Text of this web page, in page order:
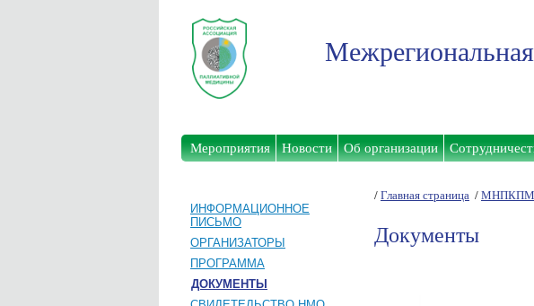
Мероприятия Новости Об организации
ИНФОРМАЦИОННОЕ
ПИСЬМО
ОРГАНИЗАТОРЫ
ПРОГРАММА
ДОКУМЕНТЫ
/ Главная страница /
Документы